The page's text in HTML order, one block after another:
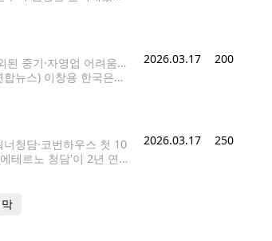
된 중기·자영업 어려움…
뉴스) 이창용 한국은행
2026.03.17 200
청담·코번하우스 첫 10
테르노 청담'이 2년 연속
2026.03.17 250